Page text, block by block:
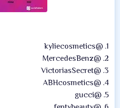
1. @kyliecosmetics
2. @MercedesBenz
3. @VictoriasSecret
4. @ABHcosmetics
5. @gucci